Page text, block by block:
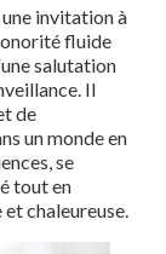
invitation à
fluide
salutation
Il
de
un monde en
se
tout en
chaleureuse.